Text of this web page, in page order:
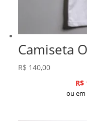
Camiseta
R$ 140,00
R$
ou em